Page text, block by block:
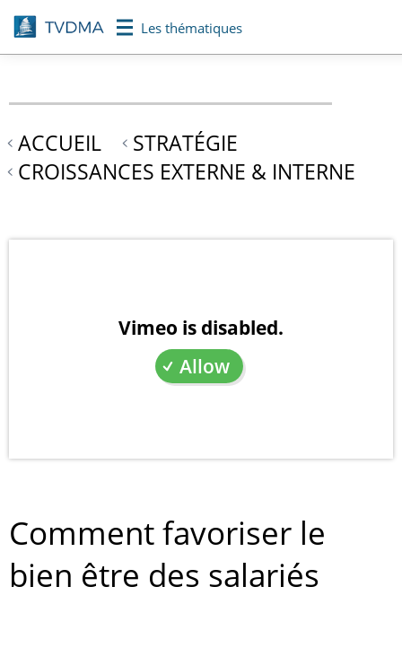
Aller
au
contenu
Les thématiques
ACCUEIL
STRATÉGIE
CROISSANCES EXTERNE & INTERNE
Vimeo is disabled.
Allow
Comment favoriser le
bien être des salariés